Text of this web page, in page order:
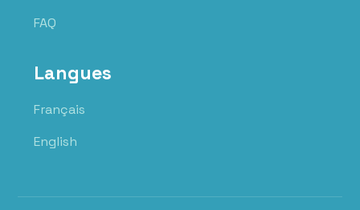
FAQ
Langues
Français
English